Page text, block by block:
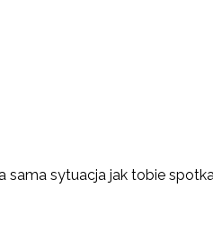
sytuacja jak tobie